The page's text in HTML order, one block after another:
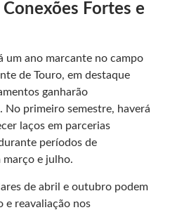
Fortes e
um ano marcante no campo
de Touro, em destaque
ganharão
primeiro semestre, haverá
laços em parcerias
períodos de
e julho.
de abril e outubro podem
e reavaliação nos